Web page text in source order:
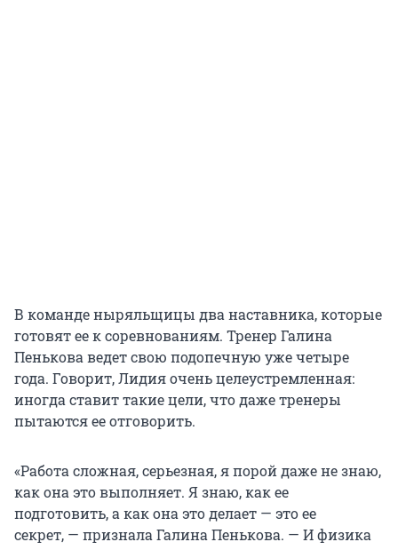
В команде ныряльщицы два наставника, которые
готовят ее к соревнованиям. Тренер Галина
Пенькова ведет свою подопечную уже четыре
года. Говорит, Лидия очень целеустремленная:
иногда ставит такие цели, что даже тренеры
пытаются ее отговорить.
«Работа сложная, серьезная, я порой даже не знаю,
как она это выполняет. Я знаю, как ее
подготовить, а как она это делает — это ее
секрет, — признала Галина Пенькова. — И физика